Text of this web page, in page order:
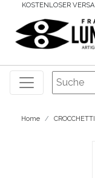
ÜBER €50
Home CROCCHETTI